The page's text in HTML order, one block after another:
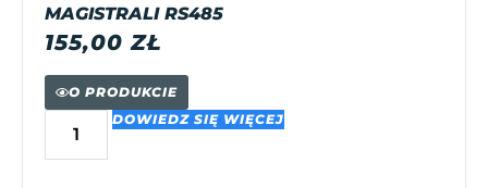
MAGISTRALI RS485
155,00ZŁ
O PRODUKCIE
DOWIEDZ SIĘ WIĘCEJ